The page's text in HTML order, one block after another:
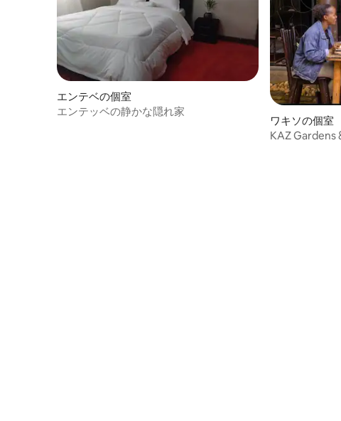
エンテベの個室
エンテッベの静かな隠れ家
ワキソの個室
KAZ Gardens